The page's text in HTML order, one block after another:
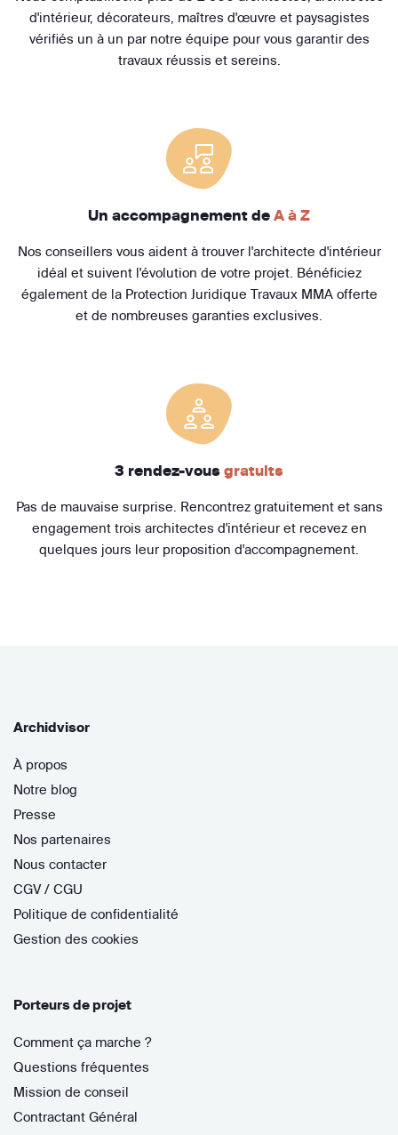
d'intérieur, décorateurs, maîtres d'œuvre et paysagistes
vérifiés un à un par notre équipe pour vous garantir des
travaux réussis et sereins.
Un accompagnement de A à Z
Nos conseillers vous aident à trouver l'architecte d'intérieur
idéal et suivent l'évolution de votre projet. Bénéficiez
également de la Protection Juridique Travaux MMA offerte
et de nombreuses garanties exclusives.
3 rendez-vous gratuits
Pas de mauvaise surprise. Rencontrez gratuitement et sans
engagement trois architectes d'intérieur et recevez en
quelques jours leur proposition d'accompagnement.
Archidvisor
À propos
Notre blog
Presse
Nos partenaires
Nous contacter
CGV / CGU
Politique de confidentialité
Gestion des cookies
Porteurs de projet
Comment ça marche ?
Questions fréquentes
Mission de conseil
Contractant Général